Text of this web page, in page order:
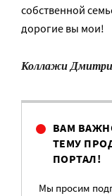
собственной
дорогие вы мои!
Коллажи
ВАМ
ТЕМУ
ПОРТАЛ!
Мы просим